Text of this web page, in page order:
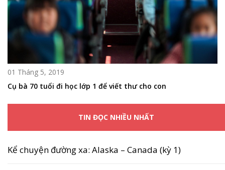
01 Tháng 5, 2019
Cụ bà 70 tuổi đi học lớp 1 để viết thư cho con
TIN ĐỌC NHIỀU NHẤT
Kể chuyện đường xa: Alaska – Canada (kỳ 1)